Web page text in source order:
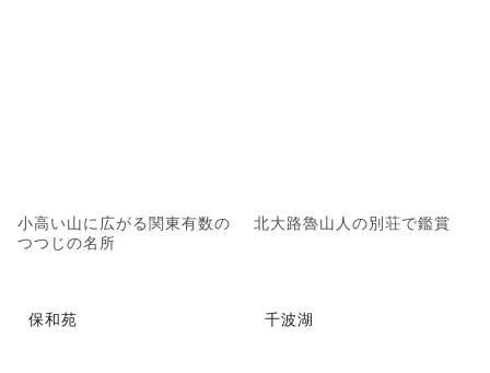
小高い山に広がる関東有数の
つつじの名所
北大路魯山人の別荘で鑑賞
保和苑 千波湖